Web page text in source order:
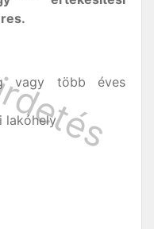
vagy több éves
lakóhely